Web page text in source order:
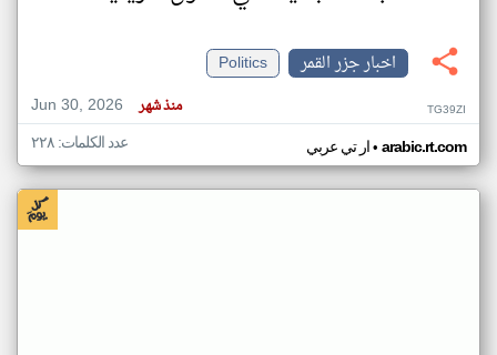
اخبار جزر القمر
Politics
Jun 30, 2026
منذ شهر TG39ZI
ار تي عربي• arabic.rt.com عدد الكلمات: ٢٢٨